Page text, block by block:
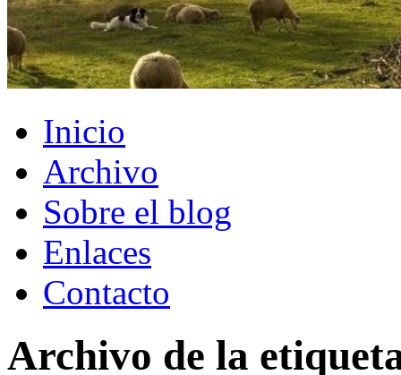
Inicio
Archivo
Sobre el blog
Enlaces
Contacto
Archivo de la